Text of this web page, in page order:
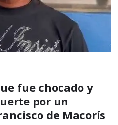
fue chocado y
por un
de Macorís